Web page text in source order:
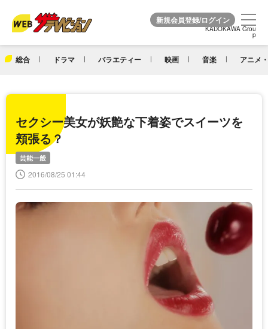
KADOKAWA Grou
p
総合 ドラマ バラエティー 映画 音楽 アニメ
KADOKAWA Grou
p
セクシー美女が妖艶な下着姿でスイーツを
頬張る？
芸能一般
2016/08/25 01:44